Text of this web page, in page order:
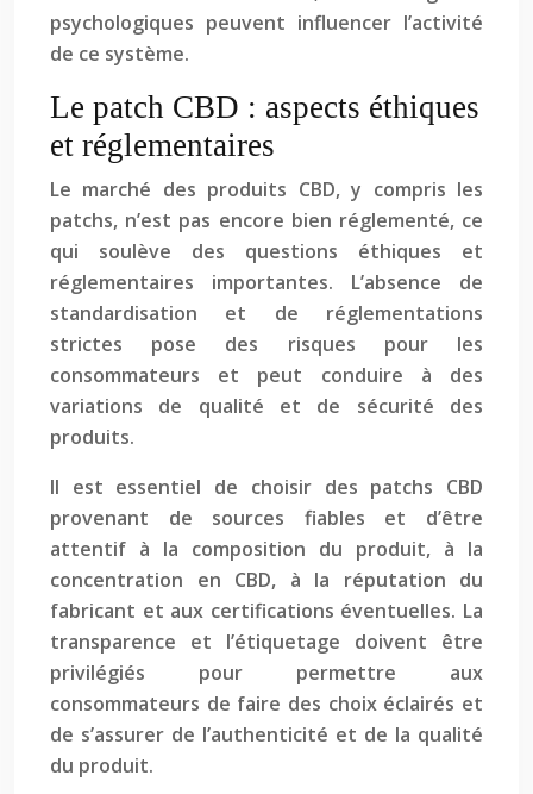
psychologiques peuvent influencer l’activité
de ce système.
Le patch CBD : aspects éthiques
et réglementaires
Le marché des produits CBD, y compris les
patchs, n’est pas encore bien réglementé, ce
qui soulève des questions éthiques et
réglementaires importantes. L’absence de
standardisation et de réglementations
strictes pose des risques pour les
consommateurs et peut conduire à des
variations de qualité et de sécurité des
produits.
Il est essentiel de choisir des patchs CBD
provenant de sources fiables et d’être
attentif à la composition du produit, à la
concentration en CBD, à la réputation du
fabricant et aux certifications éventuelles. La
transparence et l’étiquetage doivent être
privilégiés pour permettre aux
consommateurs de faire des choix éclairés et
de s’assurer de l’authenticité et de la qualité
du produit.